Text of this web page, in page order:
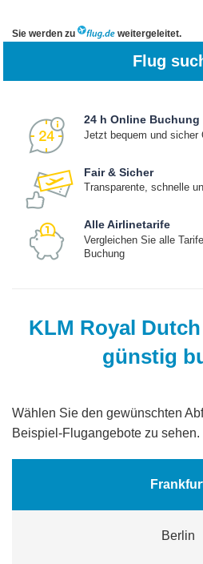
Sie werden zu weitergeleitet.
Flug
24 h Online Buchung
Jetzt bequem und sicher
Fair & Sicher
Transparente, schnelle
Alle Airlinetarife
Vergleichen Sie alle
Buchung
KLM Royal
günstig
Wählen Sie den gewünschten
Beispiel-Flugangebote zu sehen.
Berlin